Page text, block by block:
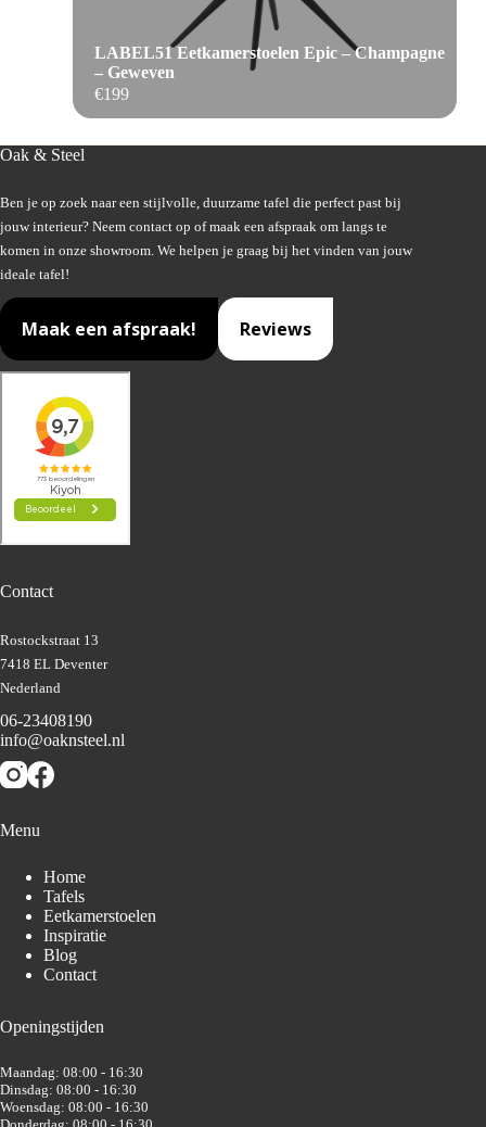
€199
LABEL51 Eetkamerstoelen Epic – Champagne
– Geweven
Oak & Steel
Ben je op zoek naar een stijlvolle, duurzame tafel die perfect past bij
jouw interieur? Neem contact op of maak een afspraak om langs te
komen in onze showroom. We helpen je graag bij het vinden van jouw
ideale tafel!
Maak een afspraak! Reviews
Contact
Rostockstraat 13
7418 EL Deventer
Nederland
06-23408190
info@oaknsteel.nl
Menu
Home
Tafels
Eetkamerstoelen
Inspiratie
Blog
Contact
Openingstijden
Maandag: 08:00 - 16:30
Dinsdag: 08:00 - 16:30
Woensdag: 08:00 - 16:30